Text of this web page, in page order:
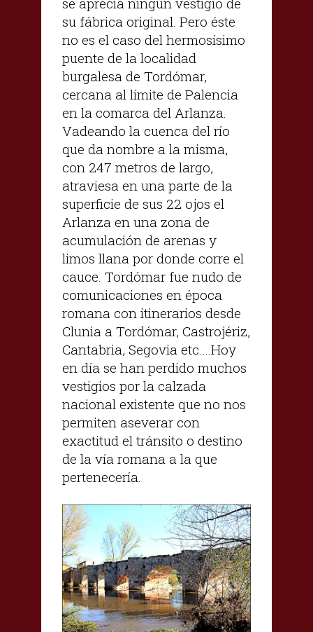
su fábrica original. Pero éste
no es el caso del hermosísimo
puente de la localidad
burgalesa de Tordómar,
cercana al límite de Palencia
en la comarca del Arlanza.
Vadeando la cuenca del río
que da nombre a la misma,
con 247 metros de largo,
atraviesa en una parte de la
superficie de sus 22 ojos el
Arlanza en una zona de
acumulación de arenas y
limos llana por donde corre el
cauce. Tordómar fue nudo de
comunicaciones en época
romana con itinerarios desde
Clunia a Tordómar, Castrojériz,
Cantabria, Segovia etc.…Hoy
en día se han perdido muchos
vestigios por la calzada
nacional existente que no nos
permiten aseverar con
exactitud el tránsito o destino
de la vía romana a la que
pertenecería.